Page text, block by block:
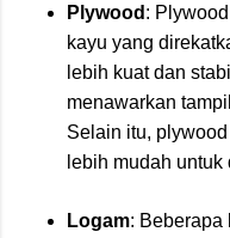
Plywood :
kayu yang
lebih kuat dan
menawarkan
Selain itu,
lebih mudah
Logam: Beberapa